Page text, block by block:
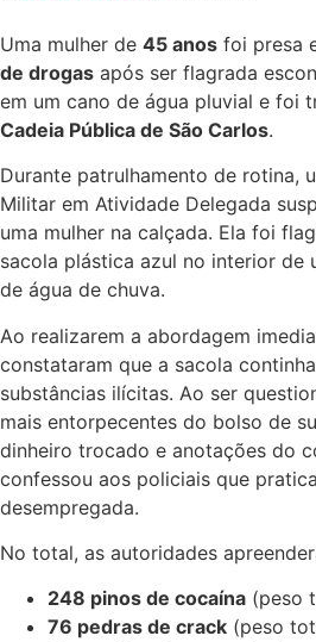
Uma mulher de 45 anos foi presa
de drogas após ser flagrada
em um cano de água pluvial e foi
Cadeia Pública de São Carlos.
Durante patrulhamento de rotina,
Militar em Atividade Delegada
uma mulher na calçada. Ela foi
sacola plástica azul no interior de
de água de chuva.
Ao realizarem a abordagem
constataram que a sacola
substâncias ilícitas. Ao ser
mais entorpecentes do bolso de
dinheiro trocado e anotações do
confessou aos policiais que
desempregada.
No total, as autoridades
248 pinos de cocaína (peso
76 pedras de crack (peso